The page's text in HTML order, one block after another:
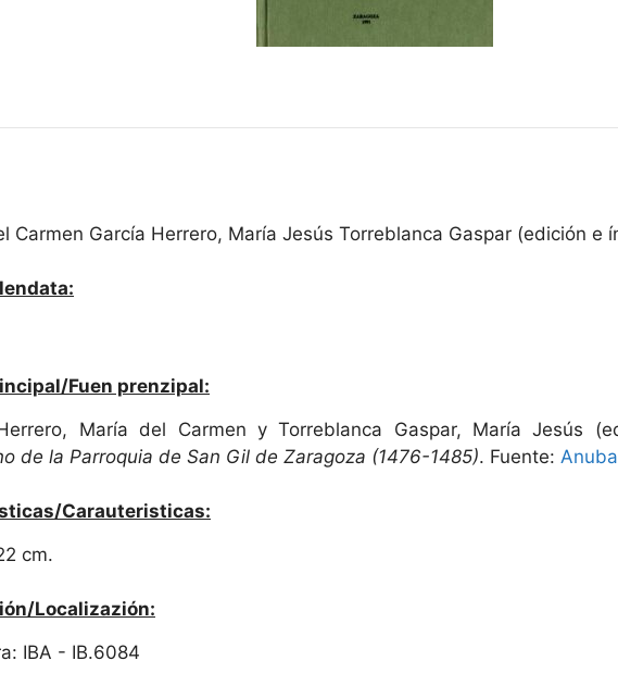
Carmen García Herrero, María Jesús Torreblanca Gaspar (edición e
Fuen prenzipal:
María del Carmen y Torreblanca Gaspar, María Jesús
de la Parroquia de San Gil de Zaragoza (1476-1485). Fuente:
Carauteristicas:
cm.
Localizazión:
IBA - IB.6084